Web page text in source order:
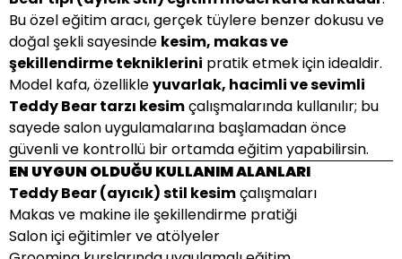
Bu özel eğitim aracı, gerçek tüylere benzer dokusu ve
doğal şekli sayesinde kesim, makas ve
şekillendirme tekniklerini pratik etmek için idealdir.
Model kafa, özellikleyuvarlak, hacimli ve sevimli
Teddy Bear tarzı kesimçalışmalarında kullanılır; bu
sayede salon uygulamalarına başlamadan önce
güvenli ve kontrollü bir ortamda eğitim yapabilirsin.
EN UYGUN OLDUĞU KULLANIM ALANLARI
Teddy Bear (ayıcık) stil kesimçalışmaları
Makas ve makine ile şekillendirme pratiği
Salon içi eğitimler ve atölyeler